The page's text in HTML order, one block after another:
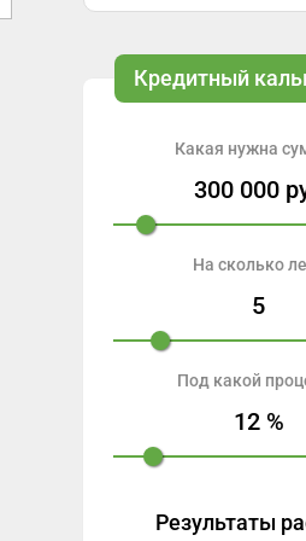
Кредитный
Какая нужна
300 000
На сколько
5
Под какой
12%
Результаты